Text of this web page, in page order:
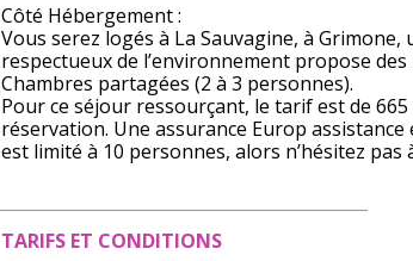
Côté Hébergement :
Vous serez logés à La Sauvagine, à
respectueux de l’environnement propose
Chambres partagées (2 à 3 personnes).
Pour ce séjour ressourçant, le tarif est de
réservation. Une assurance Europ
est limité à 10 personnes, alors n’hésitez pas
TARIFS ET CONDITIONS